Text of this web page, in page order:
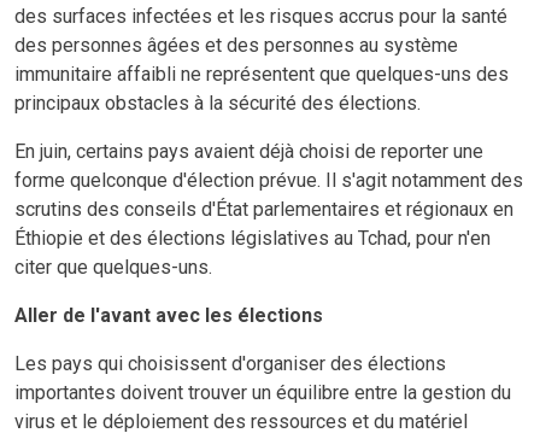
des surfaces infectées et les risques accrus pour la santé
des personnes âgées et des personnes au système
immunitaire affaibli ne représentent que quelques-uns des
principaux obstacles à la sécurité des élections.
En juin, certains pays avaient déjà choisi de reporter une
forme quelconque d'élection prévue. Il s'agit notamment des
scrutins des conseils d'État parlementaires et régionaux en
Éthiopie et des élections législatives au Tchad, pour n'en
citer que quelques-uns.
Aller de l'avant avec les élections
Les pays qui choisissent d'organiser des élections
importantes doivent trouver un équilibre entre la gestion du
virus et le déploiement des ressources et du matériel